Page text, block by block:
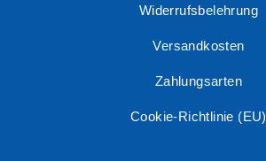
Widerrufsbelehrung
Versandkosten
Zahlungsarten
Cookie-Richtlinie (EU)